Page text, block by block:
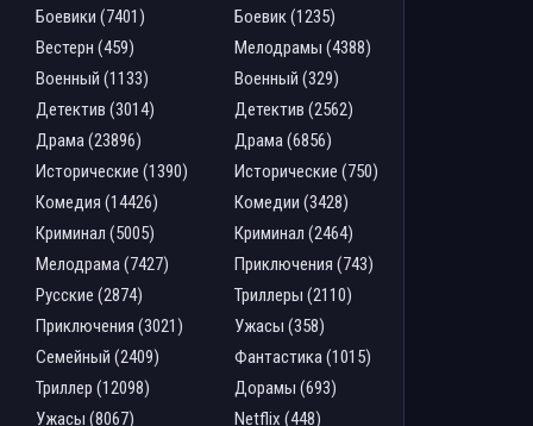
Боевики (7401)
Вестерн (459)
Военный (1133)
Детектив (3014)
Драма (23896)
Исторические (1390)
Комедия (14426)
Криминал (5005)
Мелодрама (7427)
Русские (2874)
Приключения (3021)
Семейный (2409)
Триллер (12098)
Ужасы (8067)
Боевик (1235)
Мелодрамы (4388)
Военный (329)
Детектив (2562)
Драма (6856)
Исторические (750)
Комедии (3428)
Криминал (2464)
Приключения (743)
Триллеры (2110)
Ужасы (358)
Фантастика (1015)
Дорамы (693)
Netflix (448)